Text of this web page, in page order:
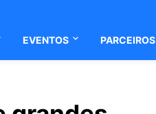
EVENTOS PARCEIROS